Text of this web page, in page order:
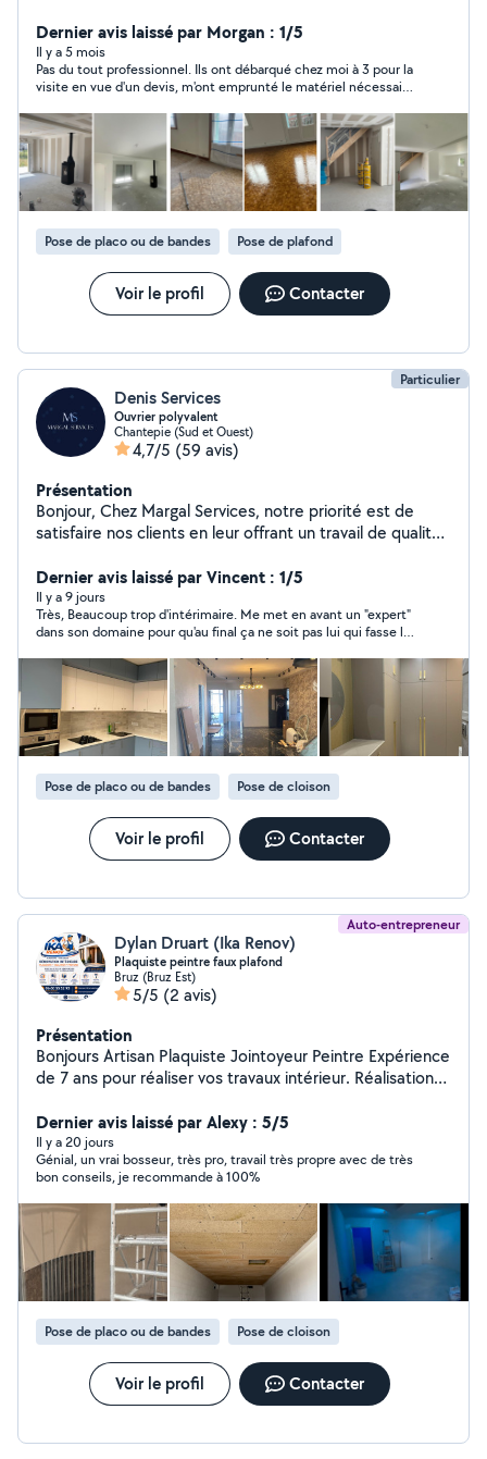
bureau , commerce ....) Application de peinture mat ,
velours , satinée , laqué ...placo,bandeur,sol.pvc
,strastifie Pose de papier peint ( intissé , classique ,
vinyle ...) Enduit partiel et total sur murs et plafonds
Application de la lasure intérieur et extérieur Mes
engagements Haute qualité de travaille Délais respecté
généralement Propreté du chantier Conseils clients si
besoin je reste à votre disposition pour plus
d'informations -Devis et déplacement gratuit PAYE 4
FOIS RENOVATION COMPLÈTE ,MAISON-
APPARTEMENT!!!
Dernier avis laissé par Morgan : 1/5
Il y a 5 mois
Pas du tout professionnel. Ils ont débarqué chez moi à 3 pour la
visite en vue d'un devis, m'ont emprunté le matériel nécessaire
sms qui me demande quel est mon budget. J'appelle ça de
l'arnaque.
Pose de placo ou de bandes Pose de plafond
Voir le profil Contacter
Particulier
Denis Services
Ouvrier polyvalent
Chantepie (Sud et Ouest)
4,7/5 (59 avis)
Présentation
Bonjour, Chez Margal Services, notre priorité est de
satisfaire nos clients en leur offrant un travail de qualité
mettons notre savoir-faire à votre service. C'est avec
plaisir que nous rendrons service à nos chers voisins.
Nous proposons une large gamme de prestations dans
le secteur du bâtiment : Plomberie, peinture, carrelage,
bricolage, menuiserie, métallerie, plâtrerie, pose de
placo, serrurerie, installation électrique, pose de
parquet, revêtement de sol, installation de cuisines et
de salles de bain, ainsi que du dépannage multiservices.
Nous intervenons à Renne et dans ses environs. Tous
les services réunis pour mener à bien votre projet.
N'hésitez pas à nous contacter, nous sommes à votre
écoute. Cordialement, L'équipe Margal Services
Dernier avis laissé par Vincent : 1/5
Il y a 9 jours
Très, Beaucoup trop d'intérimaire. Me met en avant un "expert"
dans son domaine pour qu'au final ça ne soit pas lui qui fasse le
Livraison du chantier complétément ratée et remet la faute sur
le client. Ne respecte pas le devis.
Pose de placo ou de bandes Pose de cloison
Voir le profil Contacter
Auto-entrepreneur
Dylan Druart (Ika Renov)
Plaquiste peintre faux plafond
Bruz (Bruz Est)
5/5 (2 avis)
Présentation
Bonjours Artisan Plaquiste Jointoyeur Peintre Expérience
de 7 ans pour réaliser vos travaux intérieur. Réalisation
faux plafond
Dernier avis laissé par Alexy : 5/5
Il y a 20 jours
Génial, un vrai bosseur, très pro, travail très propre avec de très
bon conseils, je recommande à 100%
Pose de placo ou de bandes Pose de cloison
Voir le profil Contacter